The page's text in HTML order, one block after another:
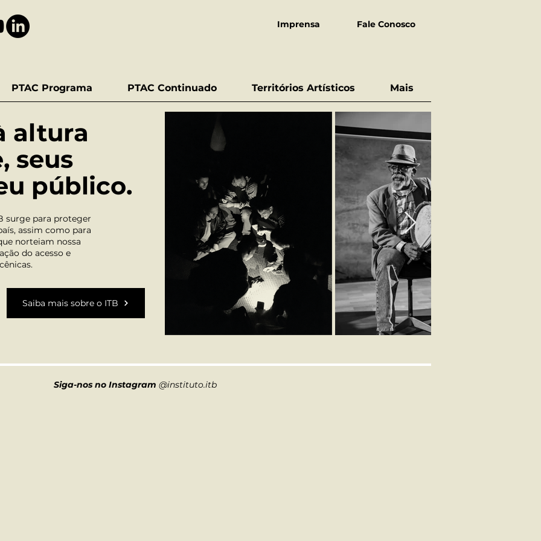
Imprensa Fale Conosco
PTAC Programa PTAC Continuado Territórios Artísticos Mais
altura
seus
público.
surge para proteger
assim como para
norteiam nossa
do acesso e
Saiba mais sobre o ITB
Siga-nos no Instagram @instituto.itb